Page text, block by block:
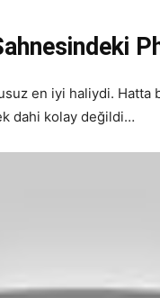
en iyi haliydi.
dahi kolay değildi…